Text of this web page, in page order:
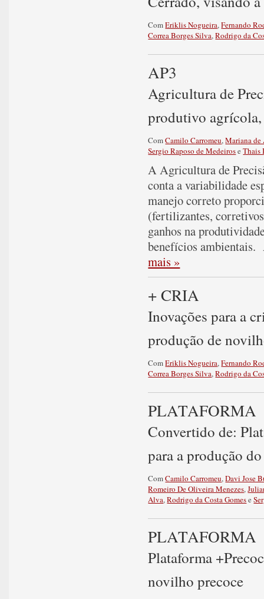
ComEriklis Nogueira,Fernando
Correa Borges Silva,Rodrigo da
AP3
Agricultura de
produtivo
ComCamilo Carromeu,Mariana de
Sergio Raposo de MedeiroseThais
A Agricultura de
conta a variabilidade
manejo correto
(fertilizantes,
ganhos na
benefícios ambientais.
mais »
+ CRIA
Inovações para a
produção de
ComEriklis Nogueira,Fernando
Correa Borges Silva,Rodrigo da
PLATAFORMA
Convertido de:
para a produção
ComCamilo Carromeu,Davi Jose
Romeiro De Oliveira Menezes,
Alva,Rodrigo da Costa Gomese
PLATAFORMA
Plataforma
novilho precoce